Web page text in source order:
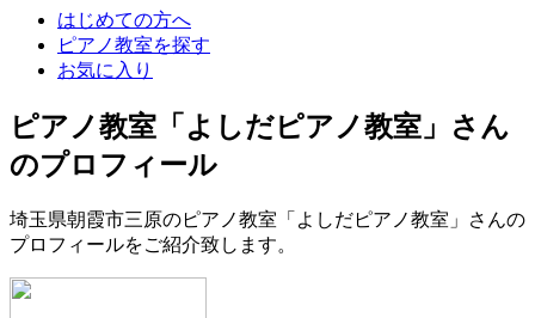
はじめての方へ
ピアノ教室を探す
お気に入り
ピアノ教室「よしだピアノ教室」さん
のプロフィール
埼玉県朝霞市三原のピアノ教室「よしだピアノ教室」さんの
プロフィールをご紹介致します。